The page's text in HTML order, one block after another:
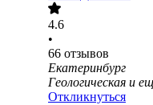
4.6
•
66 отзывов
Екатеринбург
Геологическая и
Откликнуться